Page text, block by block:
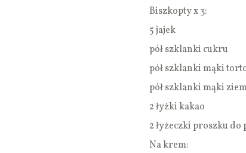
Biszkopty x 3:
5 jajek
pół szklanki cukru
pół szklanki mąki
pół szklanki mąki
2 łyżki kakao
2 łyżeczki proszku do
Na krem: